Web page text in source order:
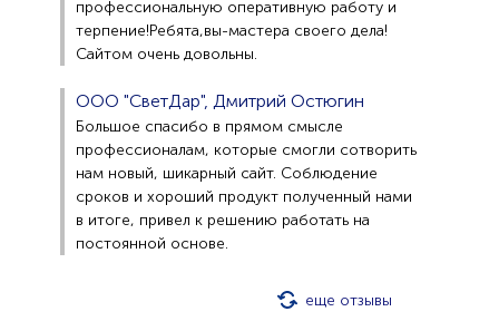
профессиональную оперативную работу и
терпение!Ребята,вы-мастера своего дела!
Сайтом очень довольны.
ООО "СветДар", Дмитрий Остюгин
Большое спасибо в прямом смысле
профессионалам, которые смогли сотворить
нам новый, шикарный сайт. Соблюдение
сроков и хороший продукт полученный нами
в итоге, привел к решению работать на
постоянной основе.
еще отзывы